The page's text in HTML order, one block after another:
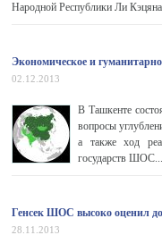
Народной Республики Ли
Экономическое и
02.12.2013
В Ташкенте
вопросы
а также ход
государств ШОС...
Генсек ШОС высоко оценил
28.11.2013